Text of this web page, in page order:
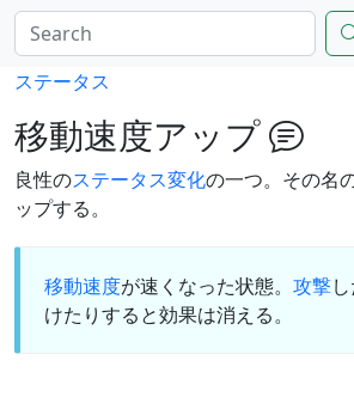
ステータス
移動速度アップ
良性のステータス変化の一つ。その名
ップする。
移動速度が速くなった状態。 攻撃
けたりすると効果は消える。